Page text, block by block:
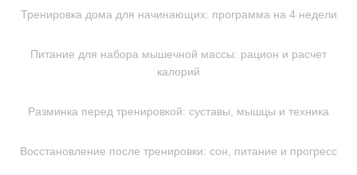
Тренировка дома для начинающих: программа на 4 недели
Питание для набора мышечной массы: рацион и расчет
калорий
Разминка перед тренировкой: суставы, мышцы и техника
Восстановление после тренировки: сон, питание и прогресс